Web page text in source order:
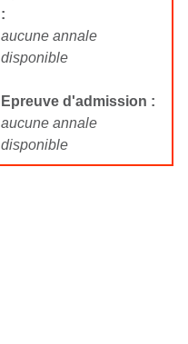
:
aucune annale
disponible
Epreuve d'admission :
aucune annale
disponible